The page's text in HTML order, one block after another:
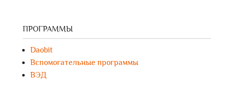
ПРОГРАММЫ
Daobit
Вспомогательные программы
ВЭД